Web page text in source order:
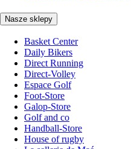
Nasze sklepy
Basket Center
Daily Bikers
Direct Running
Direct-Volley
Espace Golf
Foot-Store
Galop-Store
Golf and co
Handball-Store
House of rugby